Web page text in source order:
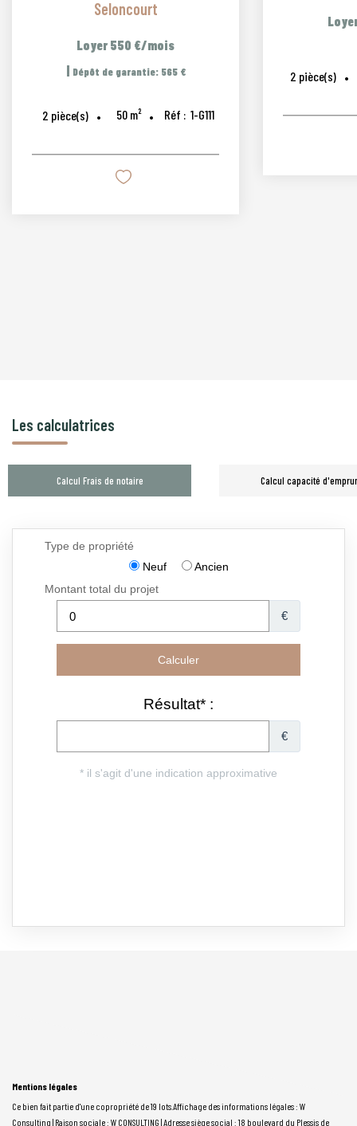
Seloncourt
Loyer 550 €/mois
| Dépôt de garantie: 565 €
2 pièce(s) 50 m² Réf : 1-G111
2 pièce(s)
Les calculatrices
Calcul Frais de notaire Calcul capacité
Mentions légales
Ce bien fait partie d'une copropriété de 19 lots.Affichage des informations légales : W
Consulting | Raison sociale : W CONSULTING | Adresse siège social : 18 boulevard du Plessis de